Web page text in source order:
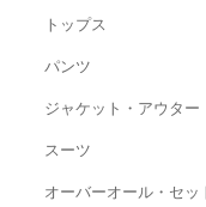
トップス
パンツ
ジャケット・アウター
スーツ
オーバーオール・セッ